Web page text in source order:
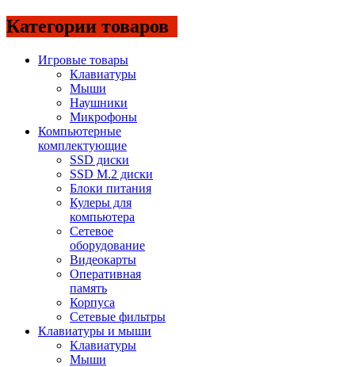
Категории товаров
Игровые товары
Клавиатуры
Мыши
Наушники
Микрофоны
Компьютерные
комплектующие
SSD диски
SSD M.2 диски
Блоки питания
Кулеры для
компьютера
Сетевое
оборудование
Видеокарты
Оперативная
память
Корпуса
Сетевые фильтры
Клавиатуры и мыши
Клавиатуры
Мыши